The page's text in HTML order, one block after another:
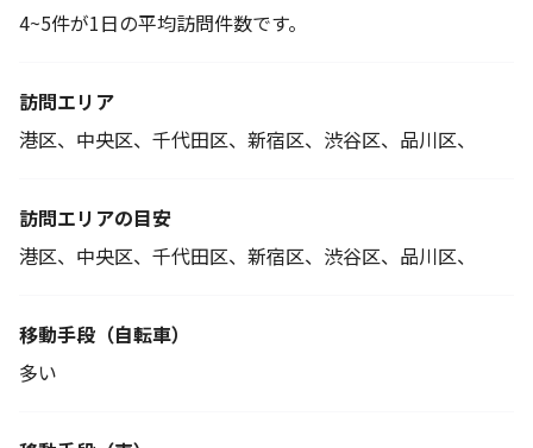
4~5件が1日の平均訪問件数です。
訪問エリア
港区、中央区、千代田区、新宿区、渋谷区、品川区、
訪問エリアの目安
港区、中央区、千代田区、新宿区、渋谷区、品川区、
移動手段 （自転車）
多い